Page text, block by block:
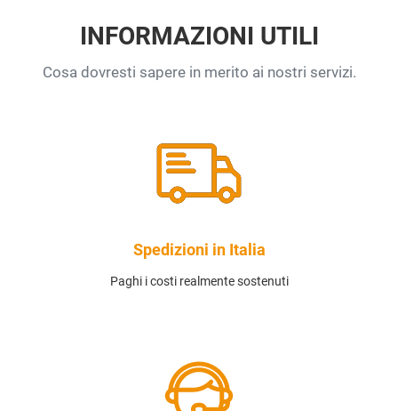
INFORMAZIONI UTILI
Cosa dovresti sapere in merito ai nostri servizi.
Spedizioni in Italia
Paghi i costi realmente sostenuti